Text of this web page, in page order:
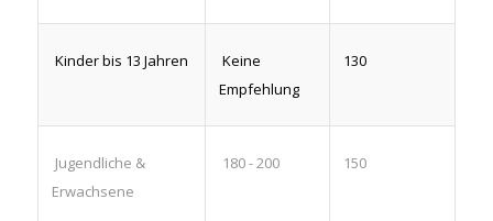
Kinder bis 13 Jahren
Keine
Empfehlung
130
Jugendliche &
Erwachsene
180 - 200 150